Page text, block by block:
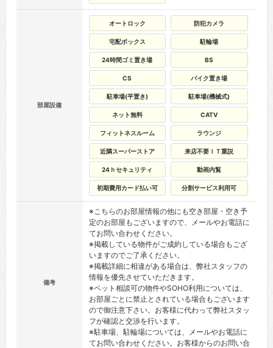
部屋設備
オートロック 防犯カメラ
宅配ボックス 駐輪場
24時間ゴミ置き場 BS
CS バイク置き場
駐車場(平置き) 駐車場(機械式)
ネット無料 CATV
フィットネスルーム ラウンジ
近隣スーパーストア 来店不要ＩＴ重説
24ｈセキュリティ 動画内覧
初期費用カード払い可 分割サービス利用可
備考
※こちらのお部屋情報の他にも空き部屋・空き予
定のお部屋もございますので、メールやお電話に
てお問い合わせください。
※掲載している物件がご成約している場合もござ
いますのでご了承ください。
※掲載詳細に相違がある場合は、弊社スタッフの
情報を優先させていただきます。
※ペット相談可の物件やSOHO利用については、
お部屋ごとに禁止とされている場合もございます
ので御注意下さい。お客様に代わって弊社スタッ
フが確認と交渉を行います。
※駐車場、駐輪場については、メールやお電話に
てお問い合わせください。お客様からのお問い合